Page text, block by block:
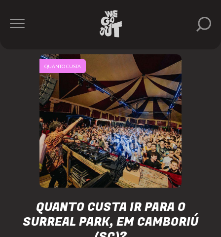
QUANTO CUSTA IR PARA O
SURREAL PARK, EM CAMBORIÚ
QUANTO CUSTA